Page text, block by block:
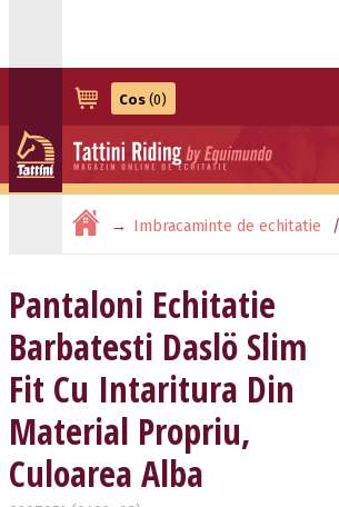
Cos (0)
Imbracaminte de echitatie
Cu Intaritura Din Material Propriu, Cu…
Pantaloni Echitatie
Barbatesti Daslö Slim
Fit Cu Intaritura Din
Material Propriu,
Culoarea Alba